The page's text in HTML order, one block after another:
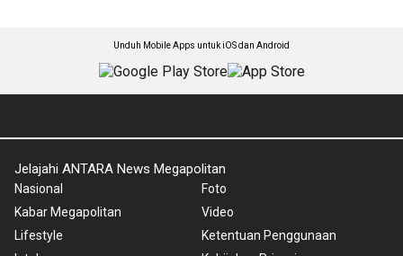
Unduh Mobile Apps untuk iOS dan Android
Jelajahi ANTARA News Megapolitan
Nasional
Kabar Megapolitan
Lifestyle
Foto
Video
Ketentuan Penggunaan